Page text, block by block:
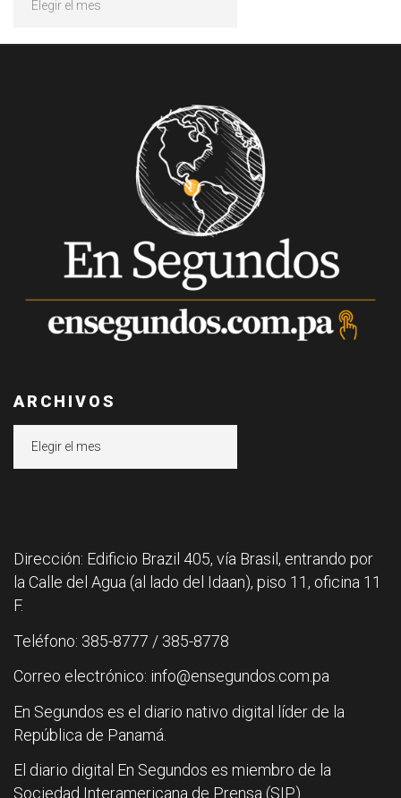
ARCHIVOS
Dirección: Edificio Brazil 405, vía Brasil, entrando por
la Calle del Agua (al lado del Idaan), piso 11, oficina 11
F.
Teléfono: 385-8777 / 385-8778
Correo electrónico: info@ensegundos.com.pa
En Segundos es el diario nativo digital líder de la
República de Panamá.
El diario digital En Segundos es miembro de la
Sociedad Interamericana de Prensa (SIP).